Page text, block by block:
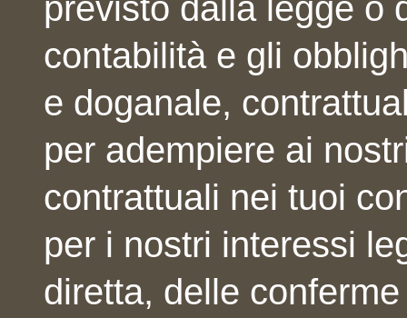
previsto dalla legge o
contabilità e gli
e doganale,
per adempiere ai
contrattuali nei tuoi
per i nostri interessi
diretta, delle